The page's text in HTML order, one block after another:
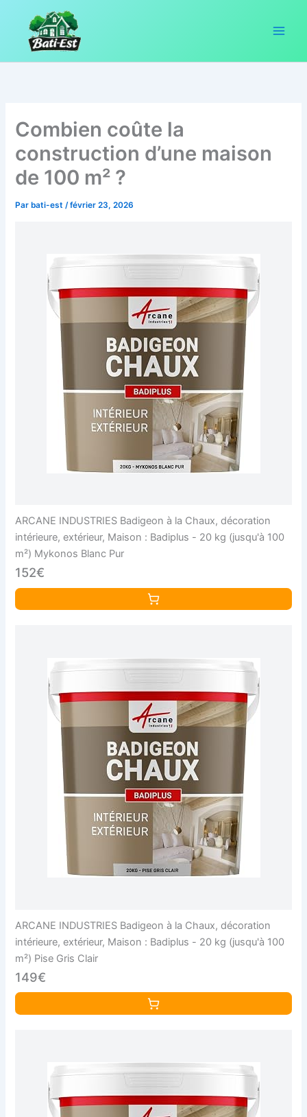
contenu
Combien coûte la
construction d’une maison
de 100 m² ?
Par bati-est/février 23, 2026
ARCANE INDUSTRIES Badigeon à la Chaux, décoration
intérieure, extérieur, Maison : Badiplus - 20 kg (jusqu'à 100
m²) Mykonos Blanc Pur
152€
ARCANE INDUSTRIES Badigeon à la Chaux, décoration
intérieure, extérieur, Maison : Badiplus - 20 kg (jusqu'à 100
m²) Pise Gris Clair
149€